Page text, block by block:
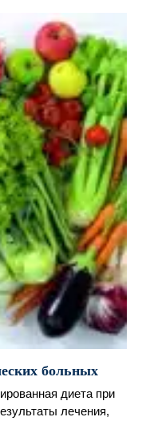
больных
диета при
лечения,